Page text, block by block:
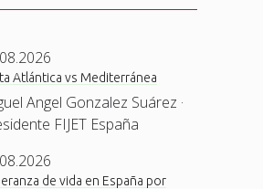
Atlántica vs Mediterránea
Angel Gonzalez Suárez ·
FIJET España
de vida en España por